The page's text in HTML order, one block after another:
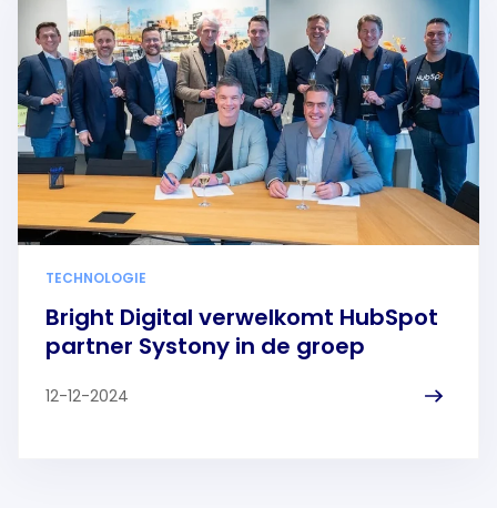
TECHNOLOGIE
Bright Digital verwelkomt HubSpot
partner Systony in de groep
12-12-2024